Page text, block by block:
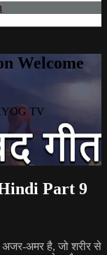
Welcome
TV
Part 9
अजर-अमर है, जो शरीर से